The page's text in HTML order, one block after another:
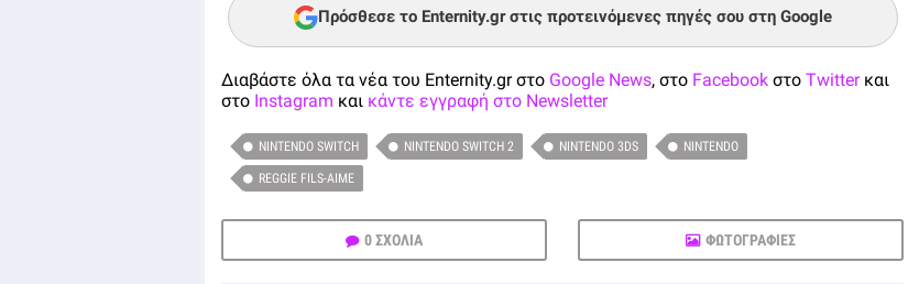
Πρόσθεσε το Enternity.gr στις προτεινόμενες πηγές σου στη Google
Διαβάστε όλα τα νέα του Enternity.gr στο Google News, στο Facebook στο Twitterκαι
στο Instagram και κάντε εγγραφή στο Newsletter
NINTENDO SWITCH NINTENDO SWITCH 2 NINTENDO 3DS NINTENDO
REGGIE FILS-AIME
0 ΣΧΟΛΙΑ ΦΩΤΟΓΡΑΦΙΕΣ